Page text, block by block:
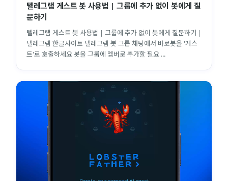
텔레그램 게스트 봇 사용법 | 그룹에 추가 없이 봇에게 질
문하기
텔레그램 게스트 봇 사용법 | 그룹에 추가 없이 봇에게 질문하기 |
텔레그램 한글사이트 텔레그램 봇 그룹 채팅에서 바로봇을 '게스
트'로 호출하세요 봇을 그룹에 멤버로 추가할 필요 ...